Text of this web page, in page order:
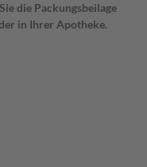
die Packungsbeilage
in Ihrer Apotheke.